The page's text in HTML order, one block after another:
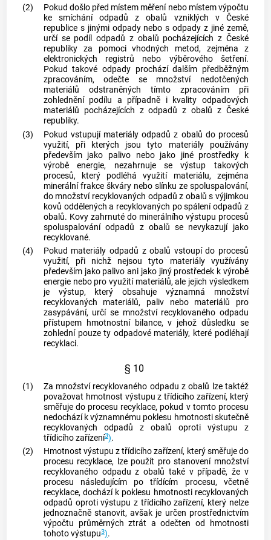
(2)
Pokud došlo před místem měření nebo místem výpočtu
ke smíchání odpadů zobalů vzniklých v České
republice s jinými odpady nebo s odpady z jiné země,
určí se podíl odpadů z obalů pocházejících z České
republiky za pomoci vhodných metod, zejména z
elektronických registrů nebo výběrového šetření.
Pokud takové odpady prochází dalším předběžným
zpracováním, odečte se množství nedotčených
materiálů odstraněných tímto zpracováním při
zohlednění podílu a případně i kvality odpadových
materiálů pocházejících z odpadů zobalů z České
republiky.
(3)
Pokud vstupují materiály odpadů z obalů do procesů
využití, při kterých jsou tyto materiály používány
především jako palivo nebo jako jiné prostředky k
výrobě energie, nezahrnuje se výstup takových
procesů, který podléhá využití materiálu, zejména
minerální frakce škváry nebo slínku ze spoluspalování,
do množství recyklovaných odpadů z obalů s výjimkou
kovů oddělených a recyklovaných po spálení odpadů z
obalů. Kovy zahrnuté do minerálního výstupu procesů
spoluspalování odpadů z obalů se nevykazují jako
recyklované.
(4)
Pokud materiály odpadů zobalů vstoupí do procesů
využití, při nichž nejsou tyto materiály využívány
především jako palivo ani jako jiný prostředek k výrobě
energie nebo pro využití materiálů, ale jejich výsledkem
je výstup, který obsahuje významná množství
recyklovaných materiálů, paliv nebo materiálů pro
zasypávání, určí se množství recyklovaného odpadu
přístupem hmotnostní bilance, v jehož důsledku se
zohlední pouze ty odpadové materiály, které podléhají
recyklaci.
§ 10
(1) Za množství recyklovaného odpadu zobalů lze taktéž
považovat hmotnost výstupu z třídicího zařízení, který
směřuje do procesu recyklace, pokud v tomto procesu
nedochází k významnému poklesu hmotnosti skutečně
recyklovaných odpadů z obalů oproti výstupu z
třídicího zařízení3).
(2)
Hmotnost výstupu z třídicího zařízení, který směřuje do
procesu recyklace, lze použít pro stanovení množství
recyklovaného odpadu zobalů také v případě, že v
procesu následujícím po třídícím procesu, včetně
recyklace, dochází k poklesu hmotnosti recyklovaných
odpadů oproti výstupu z třídicího zařízení, který nelze
jednoznačně stanovit, avšak je určen prostřednictvím
výpočtu průměrných ztrát a odečten od hmotnosti
tohoto výstupu3).